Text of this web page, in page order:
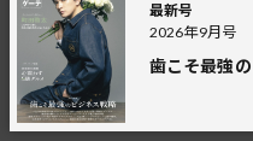
最新号
2026年9月号
歯こそ最強
2021年4月23日以前の記事は、税込
抜）
税込の場合の税額は